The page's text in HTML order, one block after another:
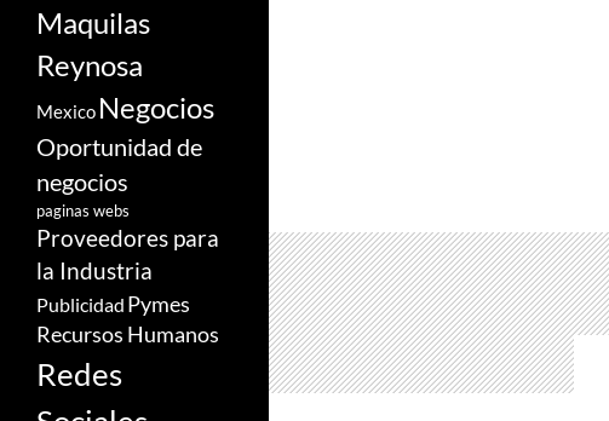
Maquilas
Reynosa
Mexico Negocios
Oportunidad de
negocios
paginas webs
Proveedores para
la Industria
Publicidad Pymes
Recursos Humanos
Redes